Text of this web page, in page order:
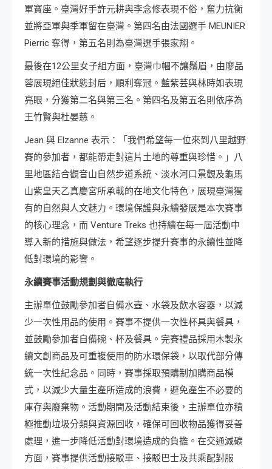
軍寶座。臺灣好手許元耕與李念修表現不俗，奮力抗衡
並將亞軍與季軍留在臺灣。第四名由法國選手 MEUNIER
Pierric 奪得，第五名則為臺灣選手張家翔。
最後在12公里女子組方面，臺灣巾幗不讓鬚眉，由廖品
蓉展現絕佳狀態封后，順利奪冠。藍紫芸與林時如表現
亮眼，分獲第二名與第三名。第四名及第五名則依序為
王竹賢與杜晏慈。
Jean 與 Elzanne 表示：「我們希望每一位來到八里越野
賽的參加者，都能帶走對這片土地的尊重與珍惜。」八
里地區結合觀音山自然步道系統、淡水河口景觀及龜馬
山紫皇天乙真慶宮所承載的在地文化特色，展現臺灣獨
有的自然與人文魅力。環境保護與永續發展是本次賽事
的核心理念，而 Venture Treks 也持續在每一屆活動中
導入新的措施與做法，希望逐步提升賽事的永續性並降
低對環境的影響。
永續賽事活動規劃與徹底執行
主辦單位鼓勵參加者自備水壺、水袋及飲水容器，以減
少一次性用品的使用。賽事不提供一次性杯具與餐具，
並鼓勵參加者自備碗、杯及餐具。完賽禮品採用木製永
續文創商品及可重複使用的防水環保袋，以取代部分傳
統一次性紀念品。同時，賽事採取預購制加購商品模
式，以減少大量生產所造成的浪費，避免產生不必要的
庫存與廢棄物。活動期間及活動結束後，主辦單位亦積
極推動垃圾分類與資源回收，確保可回收物品獲得妥善
處理，進一步降低活動對環境造成的負擔。在交通減碳
方面，賽事提供活動接駁車、接駁巴士及共乘配對服